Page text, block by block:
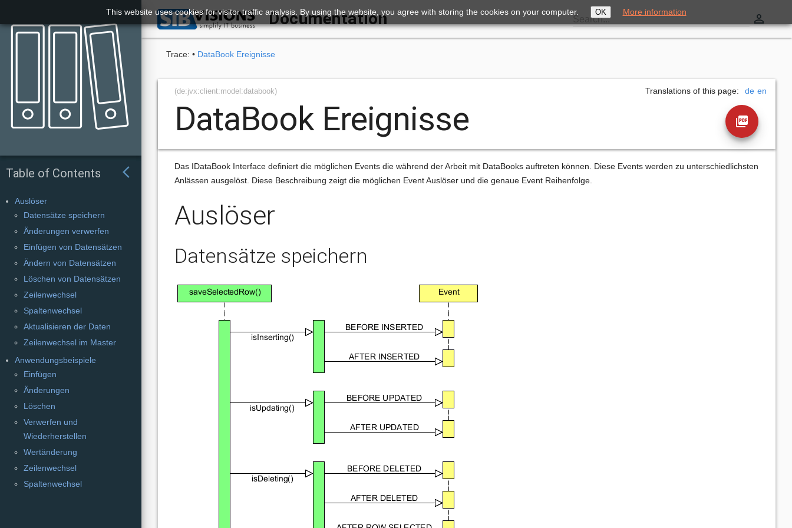
Documentation Search... perm_identity
arrow_back_ios
Table of Contents
Auslöser
Datensätze speichern
Änderungen verwerfen
Einfügen von Datensätzen
Ändern von Datensätzen
Löschen von Datensätzen
Zeilenwechsel
Spaltenwechsel
Aktualisieren der Daten
Zeilenwechsel im Master
Anwendungsbeispiele
Einfügen
Änderungen
Löschen
Verwerfen und
Wiederherstellen
Wertänderung
Zeilenwechsel
Spaltenwechsel
Trace: • DataBook Ereignisse
(de:jvx:client:model:databook)
DataBook Ereignisse picture_as_pdf
Translations of this page: en
de
Das IDataBook Interface definiert die möglichen Events die während der Arbeit mit DataBooks auftreten können. Diese Events werden zu unterschiedlichsten
Anlässen ausgelöst. Diese Beschreibung zeigt die möglichen Event Auslöser und die genaue Event Reihenfolge.
Auslöser
Datensätze speichern
This website uses cookies for visitor traffic analysis. By using the website, you agree with storing the cookies on your computer. OK More information